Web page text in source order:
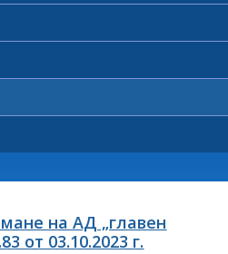
на АД „главен
от 03.10.2023 г.